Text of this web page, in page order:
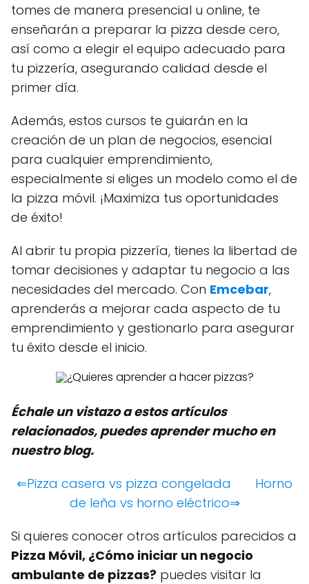
tomes de manera presencial u online, te
enseñarán a preparar la pizza desde cero,
así como a elegir el equipo adecuado para
tu pizzería, asegurando calidad desde el
primer día.
Además, estos cursos te guiarán en la
creación de un plan de negocios, esencial
para cualquier emprendimiento,
especialmente si eliges un modelo como el de
la pizza móvil. ¡Maximiza tus oportunidades
de éxito!
Al abrir tu propia pizzería, tienes la libertad de
tomar decisiones y adaptar tu negocio a las
necesidades del mercado. Con Emcebar,
aprenderás a mejorar cada aspecto de tu
emprendimiento y gestionarlo para asegurar
tu éxito desde el inicio.
Échale un vistazo a estos artículos
relacionados, puedes aprender mucho en
nuestro blog.
⇐Pizza casera vs pizza congelada
Horno
de leña vs horno eléctrico⇒
Si quieres conocer otros artículos parecidos a
Pizza Móvil, ¿Cómo iniciar un negocio
ambulante de pizzas? puedes visitar la